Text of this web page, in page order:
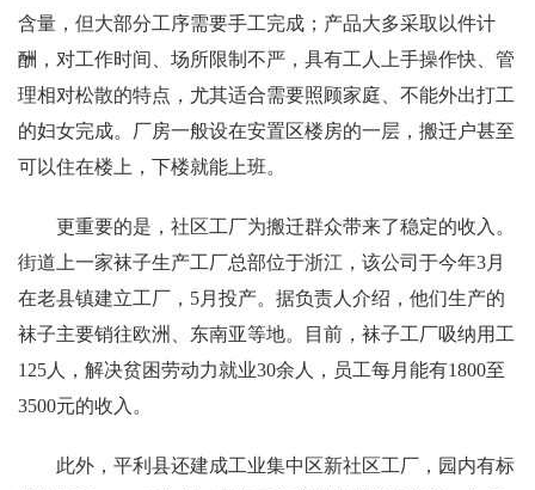
含量，但大部分工序需要手工完成；产品大多采取以件计
酬，对工作时间、场所限制不严，具有工人上手操作快、管
理相对松散的特点，尤其适合需要照顾家庭、不能外出打工
的妇女完成。厂房一般设在安置区楼房的一层，搬迁户甚至
可以住在楼上，下楼就能上班。
更重要的是，社区工厂为搬迁群众带来了稳定的收入。
街道上一家袜子生产工厂总部位于浙江，该公司于今年3月
在老县镇建立工厂，5月投产。据负责人介绍，他们生产的
袜子主要销往欧洲、东南亚等地。目前，袜子工厂吸纳用工
125人，解决贫困劳动力就业30余人，员工每月能有1800至
3500元的收入。
此外，平利县还建成工业集中区新社区工厂，园内有标